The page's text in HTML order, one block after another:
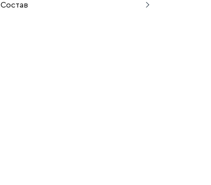
Стильный и комфортный костюм от
Состав